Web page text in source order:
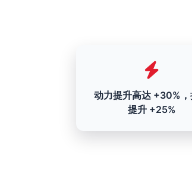
动力提升高达 +30%
提升 +25%